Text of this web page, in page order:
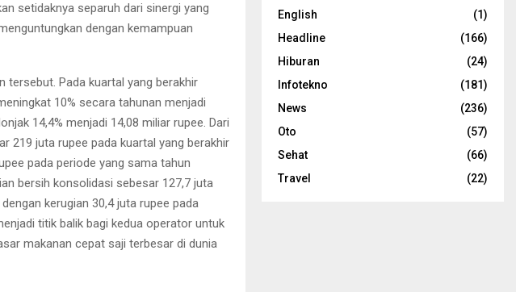
setidaknya separuh dari sinergi yang
dengan kemampuan
tersebut. Pada kuartal yang berakhir
10% secara tahunan menjadi
14,4% menjadi 14,08 miliar rupee. Dari
219 juta rupee pada kuartal yang berakhir
pada periode yang sama tahun
bersih konsolidasi sebesar 127,7 juta
kerugian 30,4 juta rupee pada
titik balik bagi kedua operator untuk
makanan cepat saji terbesar di dunia
English
(1)
Headline
(166)
Hiburan
(24)
Infotekno
(181)
News
(236)
Oto
(57)
Sehat
(66)
Travel
(22)